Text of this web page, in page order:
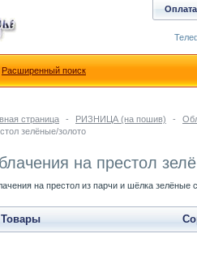
страница - РИЗНИЦА (на пошив) -
зелёные/золото
на престол
на престол из парчи и шёлка зелёные
Товары
Оплата
Расширенный поиск